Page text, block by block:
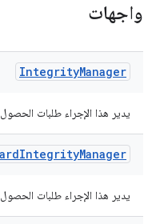
واجهات
IntegrityManager
يدير هذا الإجراء طلبات
IntegrityManager
يدير هذا الإجراء طلبات